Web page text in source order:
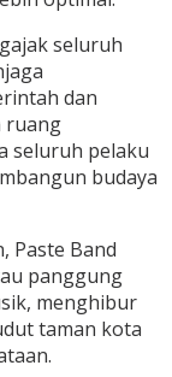
seluruh
dan
ruang
seluruh pelaku
budaya
Paste Band
panggung
menghibur
taman kota